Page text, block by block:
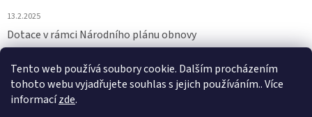
Tento web používá soubory cookie. Dalším procházením
tohoto webu vyjadřujete souhlas s jejich používáním.. Více
informacízde.
13.2.2025
Dotace v rámci Národního plánu obnovy
ARCHIV